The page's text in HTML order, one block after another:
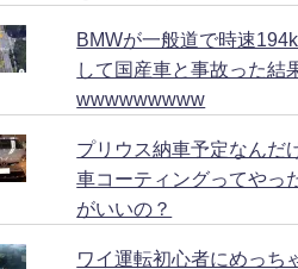
BMWが一般道で時速
して国産車と事故った結
wwwwwwwww
プリウス納車予定なんだ
車コーティングってやっ
がいいの？
ワイ運転初心者にめっち